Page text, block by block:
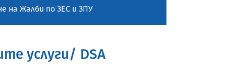
на Жалби по ЗЕС и ЗПУ
услуги/ DSA